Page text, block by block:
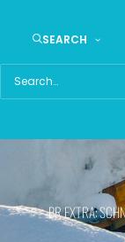
SEARCH
BR EXTRA: